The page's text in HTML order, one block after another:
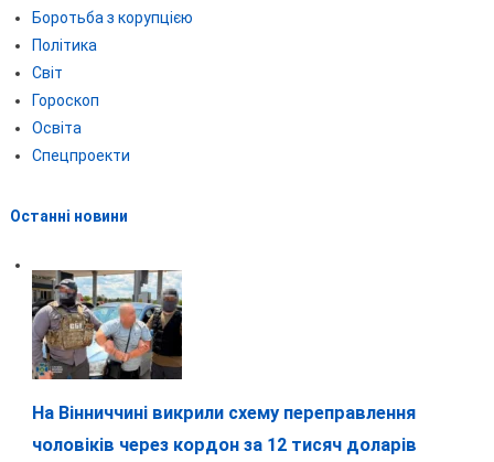
Боротьба з корупцією
Політика
Світ
Гороскоп
Освіта
Спецпроекти
Останні новини
На Вінниччині викрили схему переправлення
чоловіків через кордон за 12 тисяч доларів